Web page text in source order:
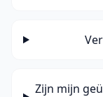
Zijn mijn